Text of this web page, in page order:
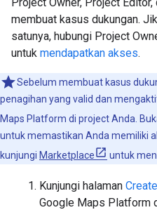
membuat kasus dukungan.
satunya, hubungi Project
untuk mendapatkan akses.
Sebelum membuat kasus
penagihan yang valid dan
Maps Platform di project Anda.
untuk memastikan Anda memiliki
kunjungi Marketplace untuk
Kunjungi halaman
Google Maps Platform